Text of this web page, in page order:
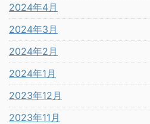
2024年4月
2024年3月
2024年2月
2024年1月
2023年12月
2023年11月